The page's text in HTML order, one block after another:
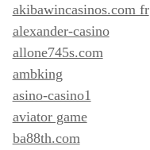
akibawincasinos.com fr
alexander-casino
allone745s.com
ambking
asino-casino1
aviator game
ba88th.com